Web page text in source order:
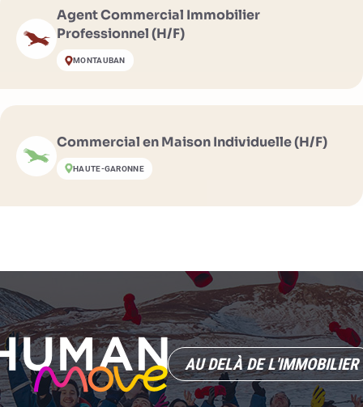
Agent Commercial Immobilier
Professionnel (H/F)
MONTAUBAN
Commercial en Maison Individuelle (H/F)
HAUTE-GARONNE
AU DELÀ DE L'IMMOBILIER